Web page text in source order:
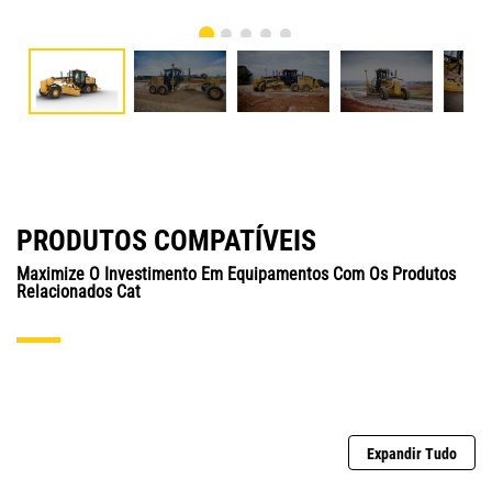
PRODUTOS COMPATÍVEIS
Maximize O Investimento Em Equipamentos Com Os Produtos
Relacionados Cat
Expandir Tudo